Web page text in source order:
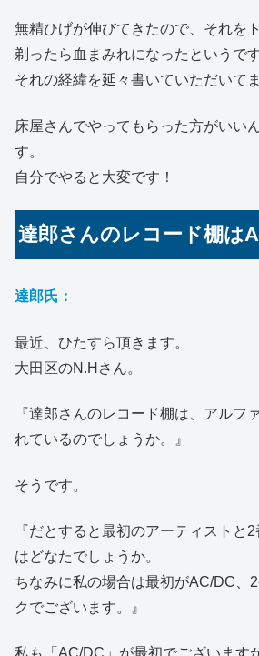
無精ひげが伸びてきたので、それを
剃ったら血まみれになったというで
それの経緯を延々書いていただいて
床屋さんでやってもらった方がいい
す。
自分でやると大変です！
達郎さんのレコード棚は
達郎氏：
最近、ひたすら頂きます。
大田区のN.Hさん。
『達郎さんのレコード棚は、アルフ
れているのでしょうか。』
そうです。
『だとすると最初のアーティストと
はどなたでしょうか。
ちなみに私の場合は最初がAC/DC、
クでございます。』